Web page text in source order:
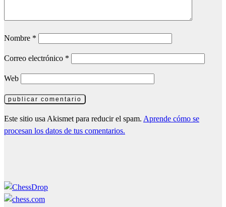
Nombre *
Correo electrónico *
Web
Este sitio usa Akismet para reducir el spam. Aprende cómo se
procesan los datos de tus comentarios.